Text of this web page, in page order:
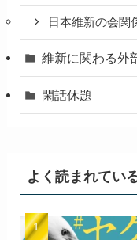
日本維新の会関
維新に関わる外
閑話休題
よく読まれてい